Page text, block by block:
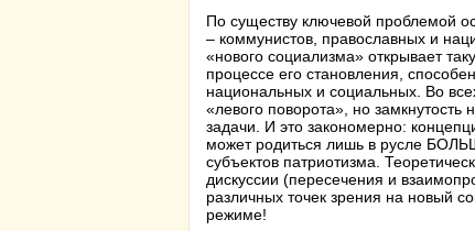
По существу ключевой проблемой
– коммунистов, православных и
«нового социализма» открывает
процессе его становления,
национальных и социальных. Во
«левого поворота», но замкнутость
задачи. И это закономерно:
может родиться лишь в русле
субъектов патриотизма.
дискуссии (пересечения и
различных точек зрения на новый
режиме!